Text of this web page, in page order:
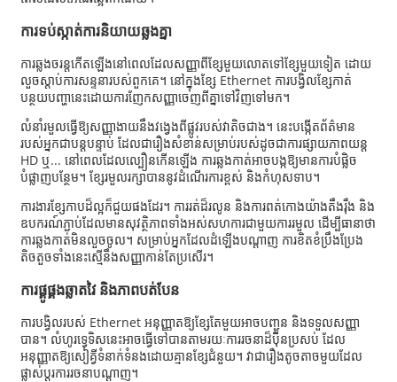
ការទប់ស្កាត់ការនិយាយឆ្លងគ្នា
ការឆ្លងចរន្តកើតឡើងនៅពេលដែលសញ្ញាពីខ្សែមួយលោតទៅខ្សែមួយទៀត ដោយ
លួចស្តាប់ការសន្ទនារបស់ពួកគេ។ នៅក្នុងខ្សែ Ethernet ការបង្វិលខ្សែកាត់
បន្ថយបញ្ហានេះដោយការញែកសញ្ញាចេញពីគ្នាទៅវិញទៅមក។
លំនាំ​រមួល​ធ្វើ​ឱ្យ​សញ្ញា​ងាយ​នឹង​វង្វេង​ពី​ផ្លូវ​របស់​វា​តិច​ជាង។ នេះ​បង្កើត​ព័ត៌មាន​
របស់​អ្នក​ជា​បន្តបន្ទាប់ ដែល​ជា​រឿង​សំខាន់​សម្រាប់​របស់​ដូចជា​ការ​ផ្សាយ​ភាពយន្ត
HD ឬ... នៅពេល​ដែល​ល្បឿន​កើនឡើង ការ​ឆ្លង​កាត់​អាច​បង្ក​ឱ្យ​មាន​ការ​បំផ្លិច
បំផ្លាញ​បន្ថែម។ ខ្សែ​រមួល​រក្សា​បាន​នូវ​ដំណើរការ​ខ្ពស់ និង​កំហុស​ទាប។
ការងារខ្សែកាបដ៏ល្អក៏ជួយផងដែរ។ ការរត់ដ៏រលូន និងការពត់កោងយ៉ាងតឹងរ៉ឹង និង
ឧបករណ៍ភ្ជាប់ដែលមានសុវត្ថិភាពទាំងអស់សហការជាមួយការរមួល ដើម្បីធានាថា
ការឆ្លងកាត់មិនលួចចូល។ សម្រាប់អ្នកដែលដំឡើងបណ្តាញ ការខិតខំប្រឹងប្រែង
តិចតួចទាំងនេះស្មើនឹងសញ្ញាកាន់តែប្រសើរ។
ការផ្គូផ្គងឆ្លាតវៃ និងភាពបត់បែន
ការបង្វិលរបស់ Ethernet អនុញ្ញាតឱ្យខ្សែតែមួយអាចបញ្ជូន និងទទួលសញ្ញា
បាន។ លំហូរទ្វេទិសនេះអាចធ្វើទៅបានតាមរយៈការរចនាដ៏ប៉ិនប្រសប់ ដែល
អនុញ្ញាតឱ្យសៀគ្វីទំនាក់ទំនងដោយគ្មានខ្សែជំនួយ។ វាជារឿងតូចតាចមួយដែល
ផ្លាស់ប្តូរការរចនាបណ្តាញ។